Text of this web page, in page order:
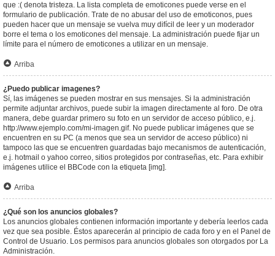
que :( denota tristeza. La lista completa de emoticones puede verse en el
formulario de publicación. Trate de no abusar del uso de emoticonos, pues
pueden hacer que un mensaje se vuelva muy difícil de leer y un moderador
borre el tema o los emoticones del mensaje. La administración puede fijar un
límite para el número de emoticones a utilizar en un mensaje.
Arriba
¿Puedo publicar imagenes?
Sí, las imágenes se pueden mostrar en sus mensajes. Si la administración
permite adjuntar archivos, puede subir la imagen directamente al foro. De otra
manera, debe guardar primero su foto en un servidor de acceso público, e.j.
http://www.ejemplo.com/mi-imagen.gif. No puede publicar imágenes que se
encuentren en su PC (a menos que sea un servidor de acceso público) ni
tampoco las que se encuentren guardadas bajo mecanismos de autenticación,
e.j. hotmail o yahoo correo, sitios protegidos por contraseñas, etc. Para exhibir
imágenes utilice el BBCode con la etiqueta [img].
Arriba
¿Qué son los anuncios globales?
Los anuncios globales contienen información importante y debería leerlos cada
vez que sea posible. Éstos aparecerán al principio de cada foro y en el Panel de
Control de Usuario. Los permisos para anuncios globales son otorgados por La
Administración.